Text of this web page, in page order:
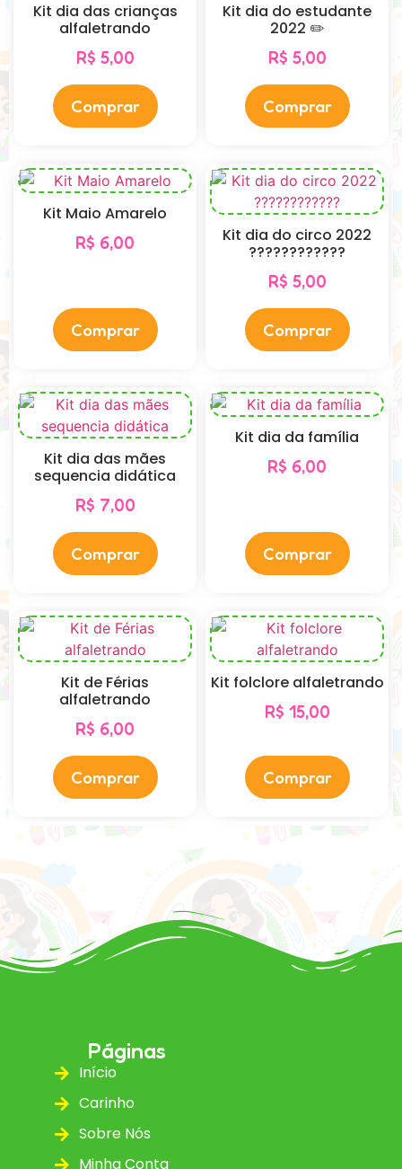
Kit dia das crianças
alfaletrando
R$ 5,00
Comprar
Kit dia do estudante
2022 ✏️
R$ 5,00
Comprar
Kit Maio Amarelo
R$ 6,00
Comprar
Kit dia do circo 2022
????????????
R$ 5,00
Comprar
Kit dia das mães
sequencia didática
R$ 7,00
Comprar
Kit dia da família
R$ 6,00
Comprar
Kit de Férias
alfaletrando
R$ 6,00
Comprar
Kit folclore alfaletrando
R$ 15,00
Comprar
Páginas
Início
Carinho
Sobre Nós
Minha Conta